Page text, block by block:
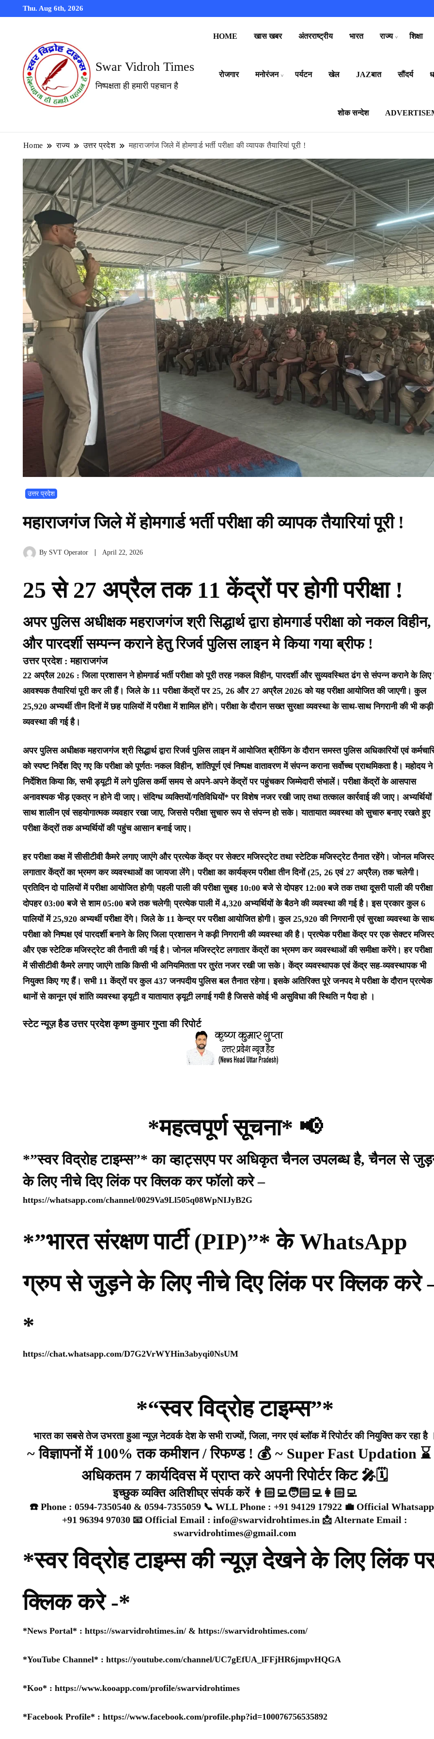
Thu. Aug 6th, 2026
Swar Vidroh Times
निष्पक्षता ही हमारी पहचान है
HOME खास खबर अंतरराष्ट्रीय भारत राज्य शिक्षा
रोजगार मनोरंजन पर्यटन खेल JAZबात सौंदर्य
शोक सन्देश
Home राज्य उत्तर प्रदेश महाराजगंज जिले में होमगार्ड भर्ती परीक्षा की व्यापक तैयारियां पूरी !
उत्तर प्रदेश
महाराजगंज जिले में होमगार्ड भर्ती परीक्षा की व्यापक तैयारियां पूरी !
By SVT Operator April 22, 2026
25 से 27 अप्रैल तक 11 केंद्रों पर होगी परीक्षा !
अपर पुलिस अधीक्षक महराजगंज श्री सिद्धार्थ द्वारा होमगार्ड परीक्षा को नकल विहीन,
और पारदर्शी सम्पन्न कराने हेतु रिजर्व पुलिस लाइन मे किया गया ब्रीफ !
उत्तर प्रदेश : महाराजगंज
22 अप्रैल 2026 : जिला प्रशासन ने होमगार्ड भर्ती परीक्षा को पूरी तरह नकल विहीन, पारदर्शी और सुव्यवस्थित ढंग से संपन्न कराने के लिए
आवश्यक तैयारियां पूरी कर ली हैं। जिले के 11 परीक्षा केंद्रों पर 25, 26 और 27 अप्रैल 2026 को यह परीक्षा आयोजित की जाएगी। कुल
25,920 अभ्यर्थी तीन दिनों में छह पालियों में परीक्षा में शामिल होंगे। परीक्षा के दौरान सख्त सुरक्षा व्यवस्था के साथ-साथ निगरानी की भी कड़ी
व्यवस्था की गई है।
अपर पुलिस अधीक्षक महराजगंज श्री सिद्धार्थ द्वारा रिजर्व पुलिस लाइन में आयोजित ब्रीफिंग के दौरान समस्त पुलिस अधिकारियों एवं
को स्पष्ट निर्देश दिए गए कि परीक्षा को पूर्णतः नकल विहीन, शांतिपूर्ण एवं निष्पक्ष वातावरण में संपन्न कराना सर्वोच्च प्राथमिकता है। महोदय ने
निर्देशित किया कि, सभी ड्यूटी में लगे पुलिस कर्मी समय से अपने-अपने केंद्रों पर पहुंचकर जिम्मेदारी संभालें। परीक्षा केंद्रों के आसपास
अनावश्यक भीड़ एकत्र न होने दी जाए। संदिग्ध व्यक्तियों/गतिविधियों* पर विशेष नजर रखी जाए तथा तत्काल कार्रवाई की जाए।
साथ शालीन एवं सहयोगात्मक व्यवहार रखा जाए, जिससे परीक्षा सुचारु रूप से संपन्न हो सके। यातायात व्यवस्था को सुचारु बनाए रखते हुए
परीक्षा केंद्रों तक अभ्यर्थियों की पहुंच आसान बनाई जाए।
हर परीक्षा कक्ष में सीसीटीवी कैमरे लगाए जाएंगे और प्रत्येक केंद्र पर सेक्टर मजिस्ट्रेट तथा स्टेटिक मजिस्ट्रेट तैनात रहेंगे। जोनल
लगातार केंद्रों का भ्रमण कर व्यवस्थाओं का जायजा लेंगे। परीक्षा का कार्यक्रम परीक्षा तीन दिनों (25, 26 एवं 27 अप्रैल) तक चलेगी।
प्रतिदिन दो पालियों में परीक्षा आयोजित होगी| पहली पाली की परीक्षा सुबह 10:00 बजे से दोपहर 12:00 बजे तक तथा दूसरी पाली की परीक्षा
दोपहर 03:00 बजे से शाम 05:00 बजे तक चलेगी| प्रत्येक पाली में 4,320 अभ्यर्थियों के बैठने की व्यवस्था की गई है। इस प्रकार कुल 6
पालियों में 25,920 अभ्यर्थी परीक्षा देंगे। जिले के 11 केन्द्र पर परीक्षा आयोजित होगी। कुल 25,920 की निगरानी एवं सुरक्षा व्यवस्था के
परीक्षा को निष्पक्ष एवं पारदर्शी बनाने के लिए जिला प्रशासन ने कड़ी निगरानी की व्यवस्था की है। प्रत्येक परीक्षा केंद्र पर एक सेक्टर
और एक स्टेटिक मजिस्ट्रेट की तैनाती की गई है। जोनल मजिस्ट्रेट लगातार केंद्रों का भ्रमण कर व्यवस्थाओं की समीक्षा करेंगे। हर परीक्षा
में सीसीटीवी कैमरे लगाए जाएंगे ताकि किसी भी अनियमितता पर तुरंत नजर रखी जा सके। केंद्र व्यवस्थापक एवं केंद्र सह-व्यवस्थापक भी
नियुक्त किए गए हैं। सभी 11 केंद्रों पर कुल 437 जनपदीय पुलिस बल तैनात रहेगा। इसके अतिरिक्त पूरे जनपद मे परीक्षा के दौरान प्रत्येक
थानों से कानून एवं शांति व्यवस्था ड्यूटी व यातायात ड्यूटी लगाई गयी है जिससे कोई भी असुविधा की स्थिति न पैदा हो ।
स्टेट न्यूज़ हैड उत्तर प्रदेश कृष्ण कुमार गुप्ता की रिपोर्ट
*महत्वपूर्ण सूचना* 📢
*”स्वर विद्रोह टाइम्स”* का व्हाट्सएप पर अधिकृत चैनल उपलब्ध है, चैनल से
के लिए नीचे दिए लिंक पर क्लिक कर फॉलो करे –
https://whatsapp.com/channel/0029Va9Ll505q08WpNIJyB2G
*”भारत संरक्षण पार्टी (PIP)”* के WhatsApp
ग्रुप से जुड़ने के लिए नीचे दिए लिंक पर क्लिक करे
*
https://chat.whatsapp.com/D7G2VrWYHin3abyqi0NsUM
*“स्वर विद्रोह टाइम्स”*
भारत का सबसे तेज उभरता हुआ न्यूज़ नेटवर्क देश के सभी राज्यों, जिला, नगर एवं ब्लॉक में रिपोर्टर की नियुक्ति कर रहा है
~ विज्ञापनों में 100% तक कमीशन / रिफण्ड ! 💰 ~ Super Fast Updation
अधिकतम 7 कार्यदिवस में प्राप्त करे अपनी रिपोर्टर किट 🎤🗓️
इच्छुक व्यक्ति अतिशीघ्र संपर्क करें 👨🏻‍💻🧑🏻‍💻👩🏻‍💻
☎️ Phone : 0594-7350540 & 0594-7355059 📞 WLL Phone : +91 94129 17922 💼 Official
+91 96394 97030 📧 Official Email : info@swarvidrohtimes.in 📩 Alternate Email :
swarvidrohtimes@gmail.com
*स्वर विद्रोह टाइम्स की न्यूज़ देखने के लिए लिंक
क्लिक करे -*
*News Portal* : https://swarvidrohtimes.in/ & https://swarvidrohtimes.com/
*YouTube Channel* : https://youtube.com/channel/UC7gEfUA_lFFjHR6jmpvHQGA
*Koo* : https://www.kooapp.com/profile/swarvidrohtimes
*Facebook Profile* : https://www.facebook.com/profile.php?id=100076756535892